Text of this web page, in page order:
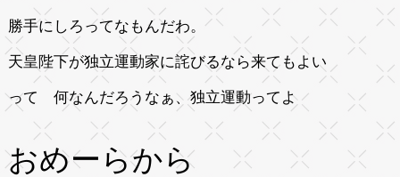
勝手にしろってなもんだわ。
天皇陛下が独立運動家に詫びるなら来てもよい
って 何なんだろうなぁ、独立運動ってよ
おめーらから